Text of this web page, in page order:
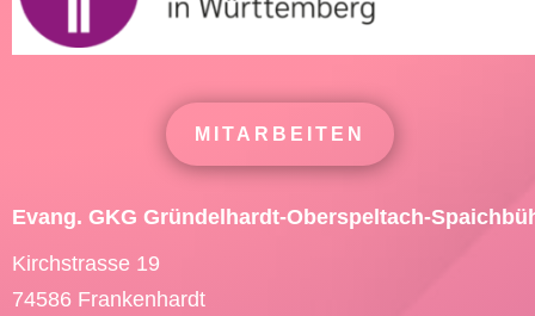
MITARBEITEN
Evang. GKG Gründelhardt-Oberspeltach-
Kirchstrasse 19
74586 Frankenhardt